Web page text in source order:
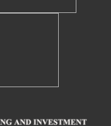
Programand licensed under